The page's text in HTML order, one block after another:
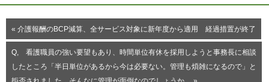
« 介護報酬のBCP減算、全サービス対象に新年度から適用 経過措置が終了
Q, 看護職員の強い要望もあり、時間単位有休を採用しようと事務長に相談
したところ「半日単位があるから今は必要ない。管理も煩雑になるので」と